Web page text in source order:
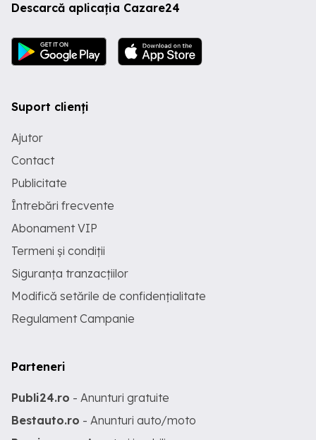
Descarcă aplicația Cazare24
Suport clienți
Ajutor
Contact
Publicitate
Întrebări frecvente
Abonament VIP
Termeni și condiții
Siguranța tranzacțiilor
Modifică setările de confidențialitate
Regulament Campanie
Parteneri
Publi24.ro - Anunturi gratuite
Bestauto.ro - Anunturi auto/moto